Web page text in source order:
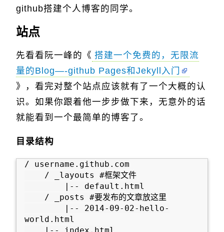
github搭建个人博客的同学。
站点
先看看阮一峰的《 搭建一个免费的，无限流
量的Blog—-github Pages和Jekyll入门
》，看完对整个站点应该就有了一个大概的认
识。如果你跟着他一步步做下来，无意外的话
就能看到一个最简单的博客了。
目录结构
/ username.github.com
world.html